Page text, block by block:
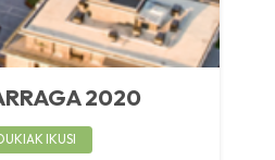
2020
IKUSI